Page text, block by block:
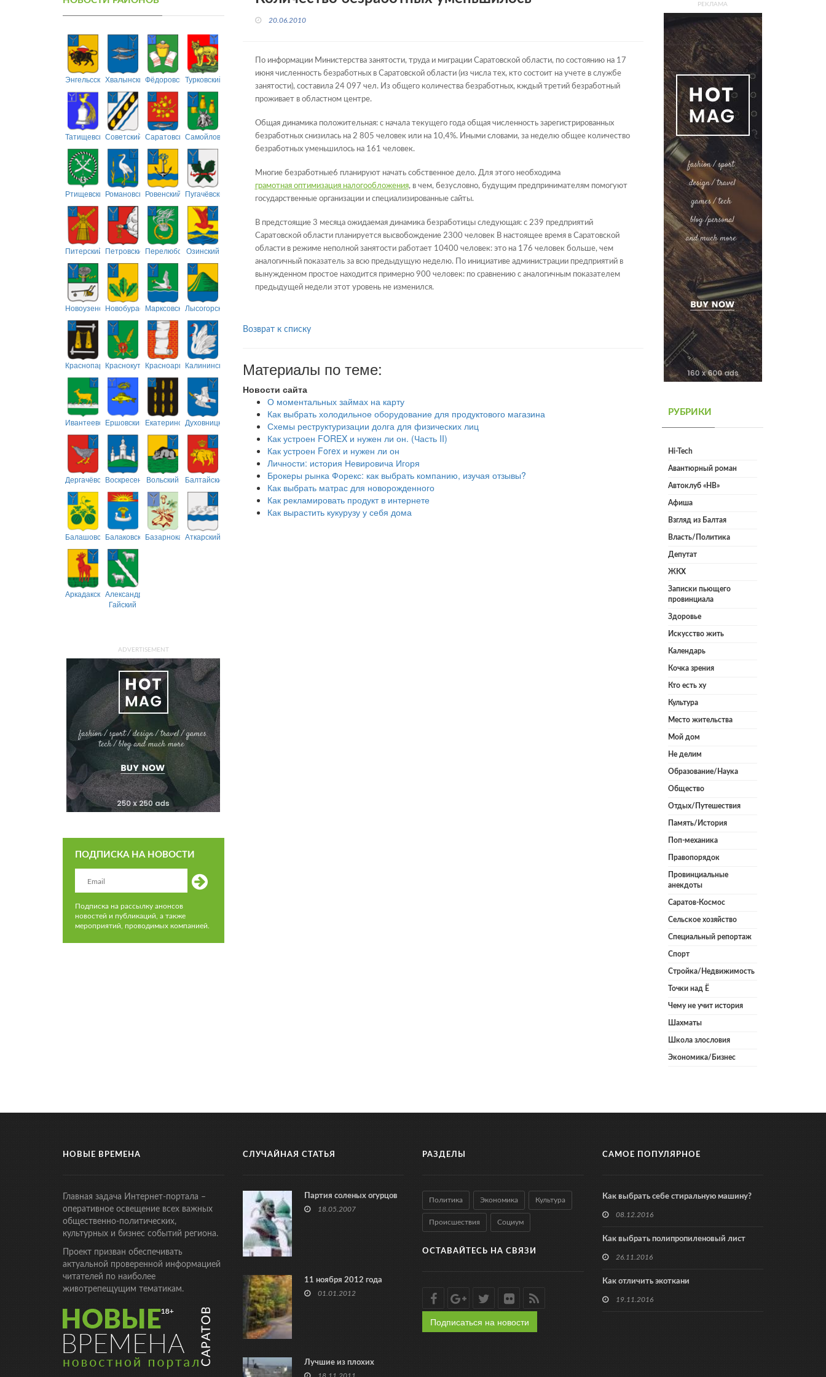
ЭнгельсскийХвалынскийФёдоровскийТурковский
ТатищевскийСоветский СаратовскийСамойловский
РтищевскийРомановскийРовенский Пугачёвский
Питерский ПетровскийПерелюбскийОзинский
НовоузенскийНовобурасскийМарксовскийЛысогорский
Краснопартизанский
КраснокутскийКрасноармейский
Калининский
ИвантеевскийЕршовский ЕкатериновскийДуховницкий
ДергачёвскийВоскресенскийВольский Балтайский
БалашовскийБалаковскийБазарнокарабулакский
Аткарский
АркадакскийАлександрово-
Гайский
ADVERTISEMENT
ПОДПИСКА НА НОВОСТИ
Подписка на рассылку анонсов
новостей и публикаций, а также
мероприятий, проводимых компанией.
20.06.2010
По информации Министерства занятости, труда и миграции Саратовской области, по состоянию на 17
июня численность безработных в Саратовской области (из числа тех, кто состоит на учете в службе
занятости), составила 24 097 чел. Из общего количества безработных, кждый третий безработный
проживает в областном центре.
Общая динамика положительная: с начала текущего года общая численность зарегистрированных
безработных снизилась на 2 805 человек или на 10,4%. Иными словами, за неделю общее количество
безработных уменьшилось на 161 человек.
Многие безработные6 планируют начать собственное дело. Для этого необходима
грамотная оптимизация налогообложения, в чем, безусловно, будущим предпринимателям помогуют
государственные организации и специализированные сайты.
В предстоящие 3 месяца ожидаемая динамика безработицы следующая: с 239 предприятий
Саратовской области планируется высвобождение 2300 человек В настоящее время в Саратовской
области в режиме неполной занятости работает 10400 человек: это на 176 человек больше, чем
аналогичный показатель за всю предыдущую неделю. По инициативе администрации предприятий в
вынужденном простое находится примерно 900 человек: по сравнению с аналогичным показателем
предыдущей недели этот уровень не изменился.
Возврат к списку
Материалы по теме:
Новости сайта
О моментальных займах на карту
Как выбрать холодильное оборудование для продуктового магазина
Схемы реструктуризации долга для физических лиц
Как устроен FOREX и нужен ли он. (Часть II)
Как устроен Forex и нужен ли он
Личности: история Невировича Игоря
Брокеры рынка Форекс: как выбрать компанию, изучая отзывы?
Как выбрать матрас для новорожденного
Как рекламировать продукт в интернете
Как вырастить кукурузу у себя дома
РЕКЛАМА
РУБРИКИ
Hi-Tech
Авантюрный роман
Автоклуб «НВ»
Афиша
Взгляд из Балтая
Власть/Политика
Депутат
ЖКХ
Записки пьющего
провинциала
Здоровье
Искусство жить
Календарь
Кочка зрения
Кто есть ху
Культура
Место жительства
Мой дом
Не делим
Образование/Наука
Общество
Отдых/Путешествия
Память/История
Поп-механика
Правопорядок
Провинциальные
анекдоты
Саратов-Космос
Сельское хозяйство
Специальный репортаж
Спорт
Стройка/Недвижимость
Точки над Ё
Чему не учит история
Шахматы
Школа злословия
Экономика/Бизнес
НОВЫЕ ВРЕМЕНА
Главная задача Интернет-портала –
оперативное освещение всех важных
общественно-политических,
культурных и бизнес событий региона.
Проект призван обеспечивать
актуальной проверенной информацией
читателей по наиболее
животрепещущим тематикам.
СЛУЧАЙНАЯ СТАТЬЯ
Партия соленых огурцов
18.05.2007
11 ноября 2012 года
01.01.2012
Лучшие из плохих
РАЗДЕЛЫ
Политика Экономика Культура
Происшествия Социум
ОСТАВАЙТЕСЬ НА СВЯЗИ
Подписаться на новости
САМОЕ ПОПУЛЯРНОЕ
Как выбрать себе стиральную машину?
08.12.2016
Как выбрать полипропиленовый лист
26.11.2016
Как отличить экоткани
19.11.2016